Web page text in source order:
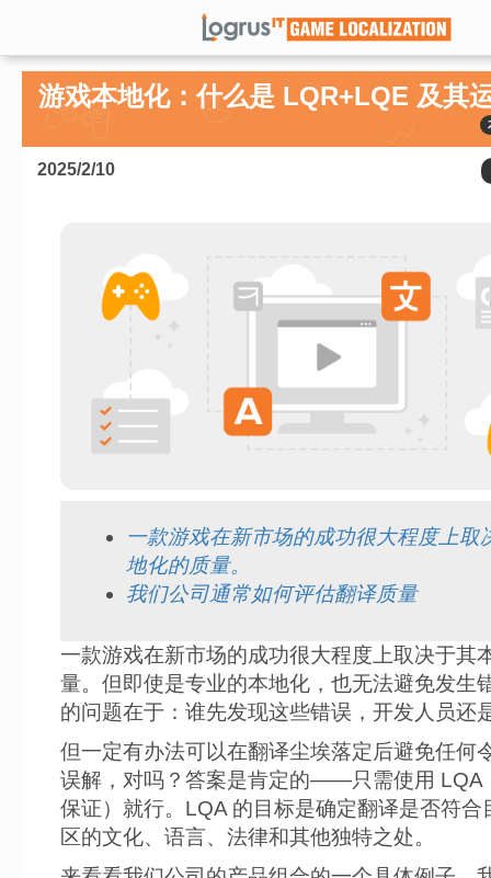
游戏本地化：什么是 LQR+LQE 及其
2025/2/10
一款游戏在新市场的成功很大程度上取
地化的质量。
我们公司通常如何评估翻译质量
一款游戏在新市场的成功很大程度上取决于其
量。但即使是专业的本地化，也无法避免发生
的问题在于：谁先发现这些错误，开发人员还
但一定有办法可以在翻译尘埃落定后避免任何
误解，对吗？答案是肯定的——只需使用 LQA
保证）就行。LQA 的目标是确定翻译是否符合
区的文化、语言、法律和其他独特之处。